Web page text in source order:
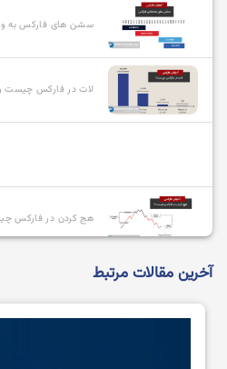
سشن های فارکس به
لات در فارکس چیست
هج کردن در فارکس
آخرین مقالات مرتبط